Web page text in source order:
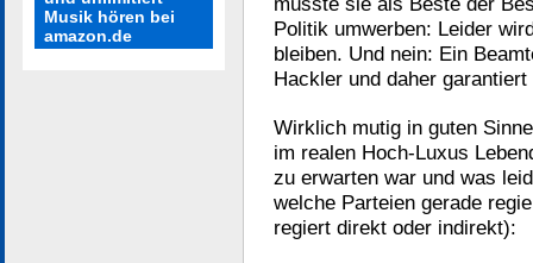
Musik hören bei
amazon.de
Politik umwerben: Leider
bleiben. Und nein: Ein
Hackler und daher
Wirklich mutig in guten
im realen Hoch-Luxus
zu erwarten war und was
welche Parteien gerade
regiert direkt oder indirekt):